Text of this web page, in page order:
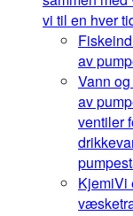
vi til en hver
av
Vann
av
ventiler
KjemiVi